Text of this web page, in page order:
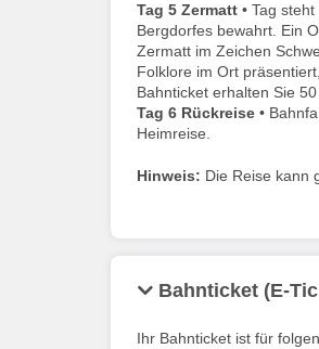
Tag 5 Zermatt • Tag
Bergdorfes bewahrt. Ein
Zermatt im Zeichen
Folklore im Ort
Bahnticket erhalten Sie
Tag 6 Rückreise •
Heimreise.
Hinweis: Die Reise kann
Bahnticket (E-
Ihr Bahnticket ist für